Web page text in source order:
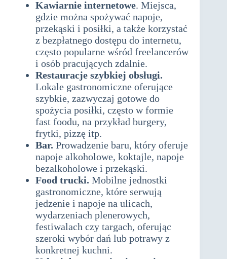
Kawiarnie internetowe. Miejsca,
gdzie można spożywać napoje,
przekąski i posiłki, a także korzystać
z bezpłatnego dostępu do internetu,
często popularne wśród freelancerów
i osób pracujących zdalnie.
Restauracje szybkiej obsługi.
Lokale gastronomiczne oferujące
szybkie, zazwyczaj gotowe do
spożycia posiłki, często w formie
fast foodu, na przykład burgery,
frytki, pizzę itp.
Bar. Prowadzenie baru, który oferuje
napoje alkoholowe, koktajle, napoje
bezalkoholowe i przekąski.
Food trucki. Mobilne jednostki
gastronomiczne, które serwują
jedzenie i napoje na ulicach,
wydarzeniach plenerowych,
festiwalach czy targach, oferując
szeroki wybór dań lub potrawy z
konkretnej kuchni.